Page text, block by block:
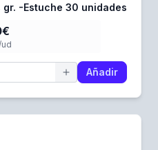
-Estuche 30 unidades
Añadir